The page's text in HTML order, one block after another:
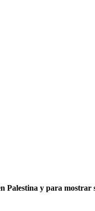
Palestina y para mostrar